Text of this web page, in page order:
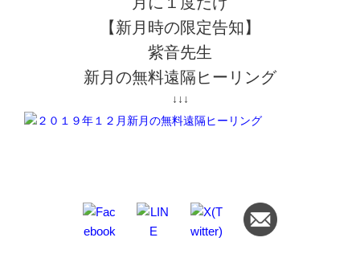
【新月時の限定告知】
紫音先生
新月の無料遠隔ヒーリング
↓↓↓